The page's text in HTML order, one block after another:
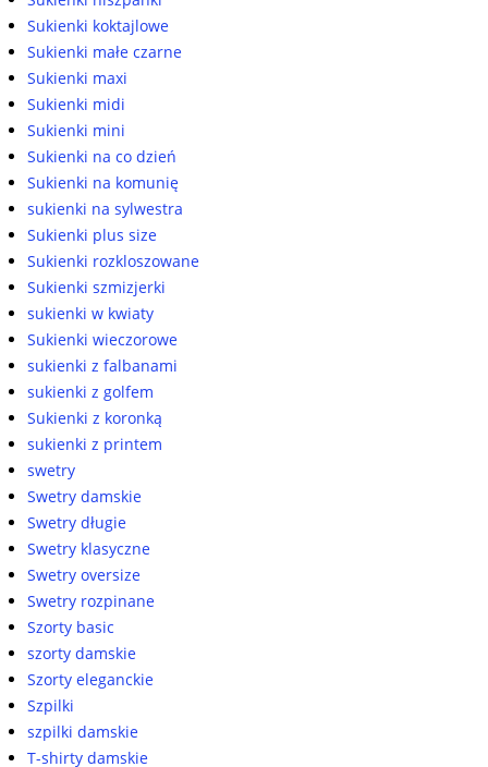
Sukienki koktajlowe
Sukienki małe czarne
Sukienki maxi
Sukienki midi
Sukienki mini
Sukienki na co dzień
Sukienki na komunię
sukienki na sylwestra
Sukienki plus size
Sukienki rozkloszowane
Sukienki szmizjerki
sukienki w kwiaty
Sukienki wieczorowe
sukienki z falbanami
sukienki z golfem
Sukienki z koronką
sukienki z printem
swetry
Swetry damskie
Swetry długie
Swetry klasyczne
Swetry oversize
Swetry rozpinane
Szorty basic
szorty damskie
Szorty eleganckie
Szpilki
szpilki damskie
T-shirty damskie